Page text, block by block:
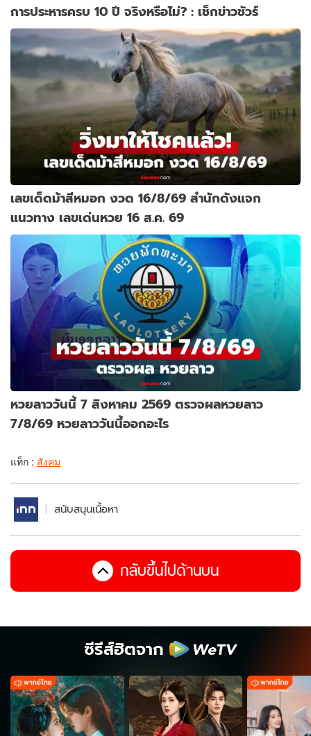
การประหารครบ 10 ปี จริงหรือไม่? : เช็กข่าวชัวร์
เลขเด็ดม้าสีหมอก งวด 16/8/69 สำนักดังแจก
แนวทาง เลขเด่นหวย 16 ส.ค. 69
หวยลาววันนี้ 7 สิงหาคม 2569 ตรวจผลหวยลาว
7/8/69 หวยลาววันนี้ออกอะไร
แท็ก : สังคม
สนับสนุนเนื้อหา
กลับขึ้นไปด้านบน
ซีรีส์ฮิตจาก